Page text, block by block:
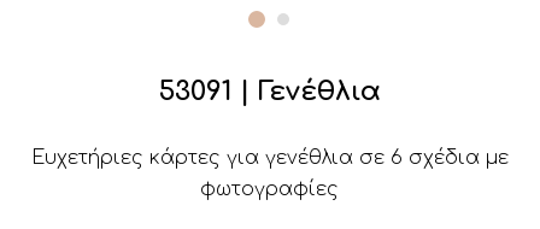
53091 | Γενέθλια
Ευχετήριες κάρτες για γενέθλια σε 6 σχέδια με
φωτογραφίες